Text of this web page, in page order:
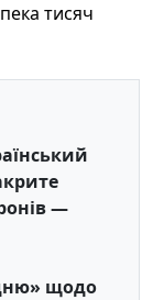
тисяч
—
щодо